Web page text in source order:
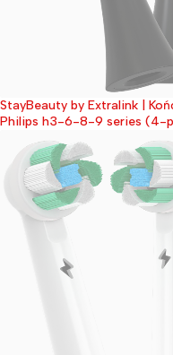
Wyprzedane
StayBeauty by Extralink |
Philips h3-6-8-9 series (4-